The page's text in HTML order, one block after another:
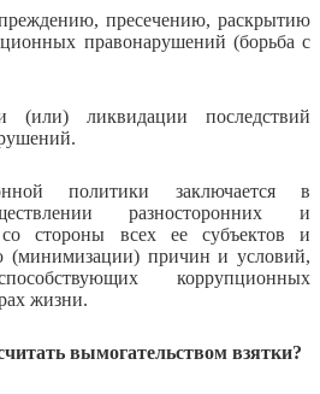
пресечению, раскрытию
правонарушений (борьба с
ликвидации последствий
политики заключается в
разносторонних и
со стороны всех ее субъектов и
(минимизации) причин и условий,
коррупционных
жизни.
вымогательством взятки?